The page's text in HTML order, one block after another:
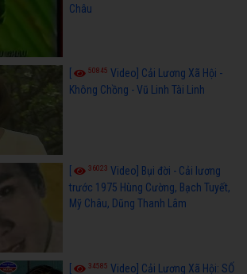
Châu
50845 Video] Cải Lương Xã Hội -
Không Chồng - Vũ Linh Tài Linh
36023 Video] Bụi đời - Cải lương
trước 1975 Hùng Cường, Bạch Tuyết,
Mỹ Châu, Dũng Thanh Lâm
34585 Video] Cải Lương Xã Hội: SỐ